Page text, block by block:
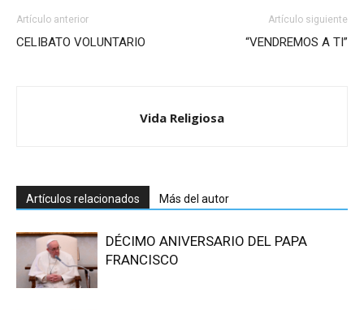
Artículo anterior
CELIBATO VOLUNTARIO
Artículo siguiente
“VENDREMOS A TI”
Vida Religiosa
Artículos relacionados Más del autor
DÉCIMO ANIVERSARIO DEL PAPA
FRANCISCO